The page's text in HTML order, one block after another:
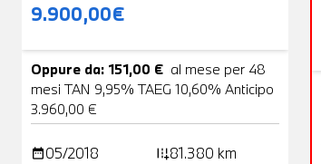
9.900,00€
Oppure da: 151,00 € al mese per 48
mesi TAN 9,95% TAEG 10,60% Anticipo
3.960,00 €
date_range05/2018 add_road81.380 km